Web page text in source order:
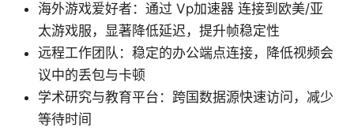
海外游戏爱好者：通过 Vp加速器 连接到欧美/亚
太游戏服，显著降低延迟，提升帧稳定性
远程工作团队：稳定的办公端点连接，降低视频会
议中的丢包与卡顿
学术研究与教育平台：跨国数据源快速访问，减少
等待时间